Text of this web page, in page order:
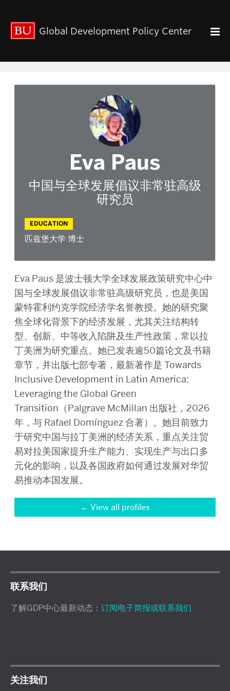
关于我们
联系我们
中心领导
GDP IN ENGLISH
Global Development Policy Center
Eva Paus
中国与全球发展倡议非常驻高级
研究员
EDUCATION
匹兹堡大学 博士
Eva Paus 是波士顿大学全球发展政策研究中心中
国与全球发展倡议非常驻高级研究员，也是美国
蒙特霍利约克学院经济学名誉教授。她的研究聚
焦全球化背景下的经济发展，尤其关注结构转
型、创新、中等收入陷阱及生产性政策，常以拉
丁美洲为研究重点。她已发表逾50篇论文及书籍
章节，并出版七部专著，最新著作是 Towards
Inclusive Development in Latin America:
Leveraging the Global Green
Transition （Palgrave McMillan 出版社， 2026
年，与 Rafael Domínguez合著）。她目前致力
于研究中国与拉丁美洲的经济关系，重点关注贸
易对拉美国家提升生产能力、实现生产与出口多
元化的影响，以及各国政府如何通过发展对华贸
易推动本国发展。
View all profiles
联系我们
了解GDP中心最新动态： 订阅电子简报或联系我们
关注我们